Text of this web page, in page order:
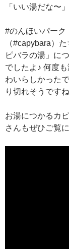
「いい湯だな〜」
#のんほいパーク
（#capybara）
ピバラの湯」に
でしたよ♪ 何度
わいらしかった
り切れそうですね
お湯につかるカ
さんもぜひご覧